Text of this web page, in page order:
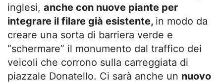
inglesi, anche con nuove piante per
integrare il filare già esistente, in modo da
creare una sorta di barriera verde e
“schermare” il monumento dal traffico dei
veicoli che corrono sulla carreggiata di
piazzale Donatello. Ci sarà anche un nuovo